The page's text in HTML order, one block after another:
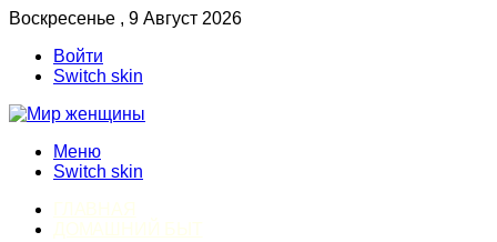
Воскресенье , 9 Август 2026
Войти
Switch skin
Меню
Switch skin